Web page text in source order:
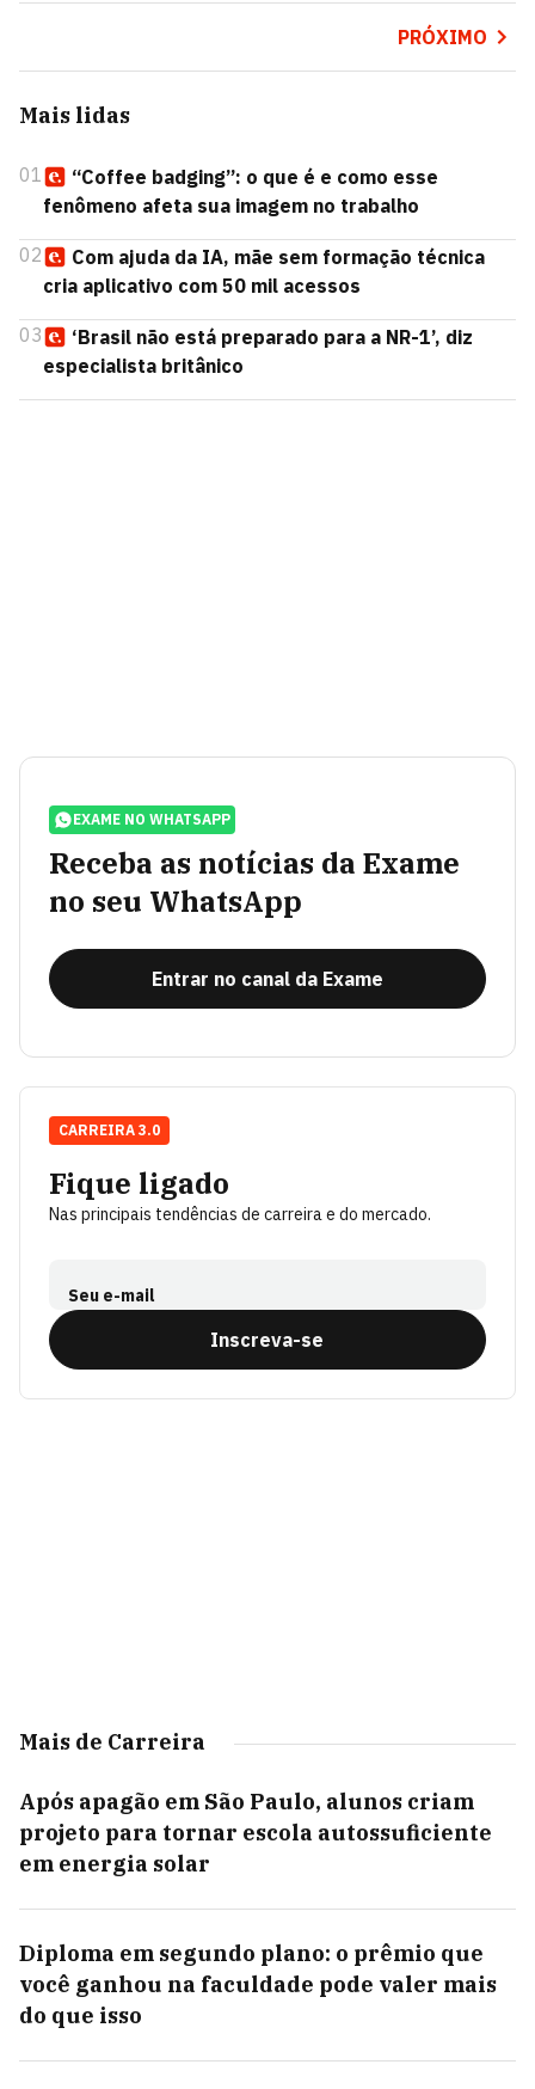
PRÓXIMO
Mais lidas
01
“Coffee badging”: o que é e como esse
fenômeno afeta sua imagem no trabalho
02
Com ajuda da IA, mãe sem formação técnica
cria aplicativo com 50 mil acessos
03
‘Brasil não está preparado para a NR-1’, diz
especialista britânico
EXAME NO WHATSAPP
Receba as notícias da Exame
no seu WhatsApp
Entrar no canal da Exame
Fique ligado
Nas principais tendências de carreira e do mercado.
Seu e-mail
Inscreva-se
CARREIRA 3.0
Mais de Carreira
Após apagão em São Paulo, alunos criam
projeto para tornar escola autossuficiente
em energia solar
Diploma em segundo plano: o prêmio que
você ganhou na faculdade pode valer mais
do que isso